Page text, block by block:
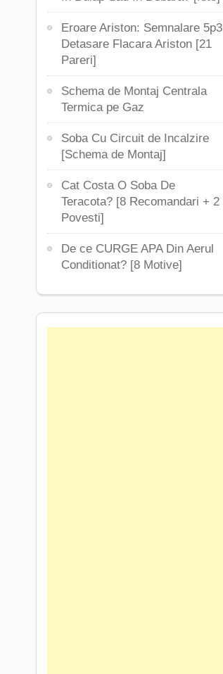
Eroare Ariston: Semnalare 5p3
Detasare Flacara Ariston [21
Pareri]
Schema de Montaj Centrala
Termica pe Gaz
Soba Cu Circuit de Incalzire
[Schema de Montaj]
Cat Costa O Soba De
Teracota? [8 Recomandari + 2
Povesti]
De ce CURGE APA Din Aerul
Conditionat? [8 Motive]